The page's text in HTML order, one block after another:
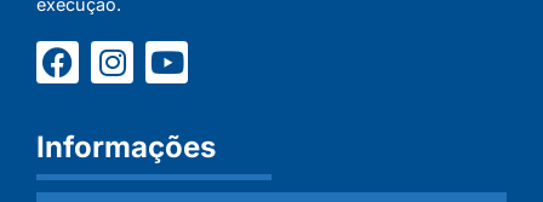
execução.
Informações